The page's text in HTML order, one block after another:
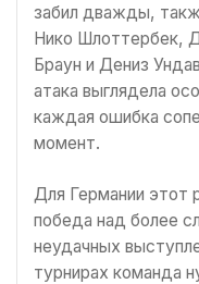
забил дважды,
Нико Шлоттербек,
Браун и Дениз
атака выглядела
каждая ошибка
момент.
Для Германии этот
победа над более
неудачных
турнирах команда